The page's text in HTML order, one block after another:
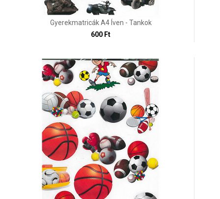
Gyerekmatricák A4 Íven - Tankok
600 Ft